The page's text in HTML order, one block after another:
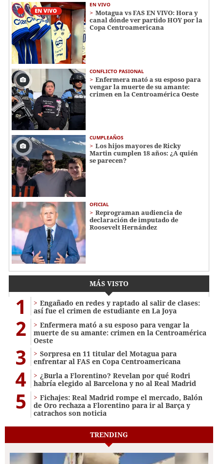
EN VIVO
Motagua vs FAS EN VIVO: Hora y
canal dónde ver partido HOY por la
Copa Centroamericana
CONFLICTO PASIONAL
Enfermera mató a su esposo para
vengar la muerte de su amante:
crimen en la Centroamérica Oeste
CUMPLEAÑOS
Los hijos mayores de Ricky
Martin cumplen 18 años: ¿A quién
se parecen?
OFICIAL
Reprograman audiencia de
declaración de imputado de
Roosevelt Hernández
MÁS VISTO
1
Engañado en redes y raptado al salir de clases:
así fue el crimen de estudiante en La Joya
2
Enfermera mató a su esposo para vengar la
muerte de su amante: crimen en la Centroamérica
Oeste
3
Sorpresa en 11 titular del Motagua para
enfrentar al FAS en Copa Centroamericana
4
¿Burla a Florentino? Revelan por qué Rodri
habría elegido al Barcelona y no al Real Madrid
5
Fichajes: Real Madrid rompe el mercado, Balón
de Oro rechaza a Florentino para ir al Barça y
catrachos son noticia
TRENDING